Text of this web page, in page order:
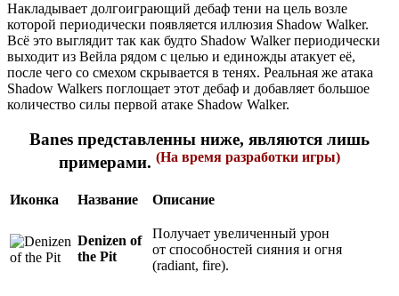
Накладывает долгоиграющий дебаф тени на цель возле
которой периодически появляется иллюзия Shadow Walker.
Всё это выглядит так как будто Shadow Walker периодически
выходит из Вейла рядом с целью и единожды атакует её,
после чего со смехом скрывается в тенях. Реальная же атака
Shadow Walkers поглощает этот дебаф и добавляет большое
количество силы первой атаке Shadow Walker.
Banes представленны ниже, являются лишь
примерами. (На время разработки игры)
Иконка Название Описание
Denizen of
the Pit
Получает увеличенный урон
от способностей сияния и огня
(radiant, fire).